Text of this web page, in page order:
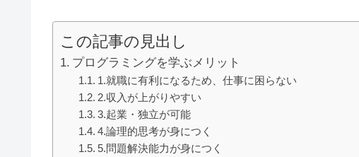
この記事の見出し
プログラミングを学ぶメリット
1.就職に有利になるため、仕事に困らない
2.収入が上がりやすい
3.起業・独立が可能
4.論理的思考が身につく
5.問題解決能力が身につく